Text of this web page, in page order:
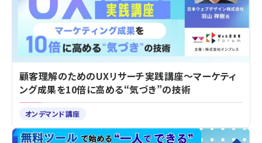
顧客理解のためのUXリサーチ実践講座～マーケティ
ング成果を10倍に高める“気づき”の技術
オンデマンド講座